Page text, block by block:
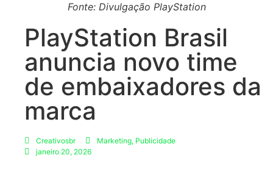
Fonte: Divulgação PlayStation
PlayStation Brasil
anuncia novo time
de embaixadores da
marca
Creativosbr Marketing, Publicidade
janeiro 20, 2026